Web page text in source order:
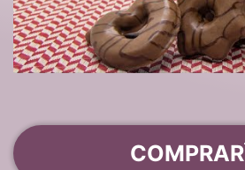
COMPRAR